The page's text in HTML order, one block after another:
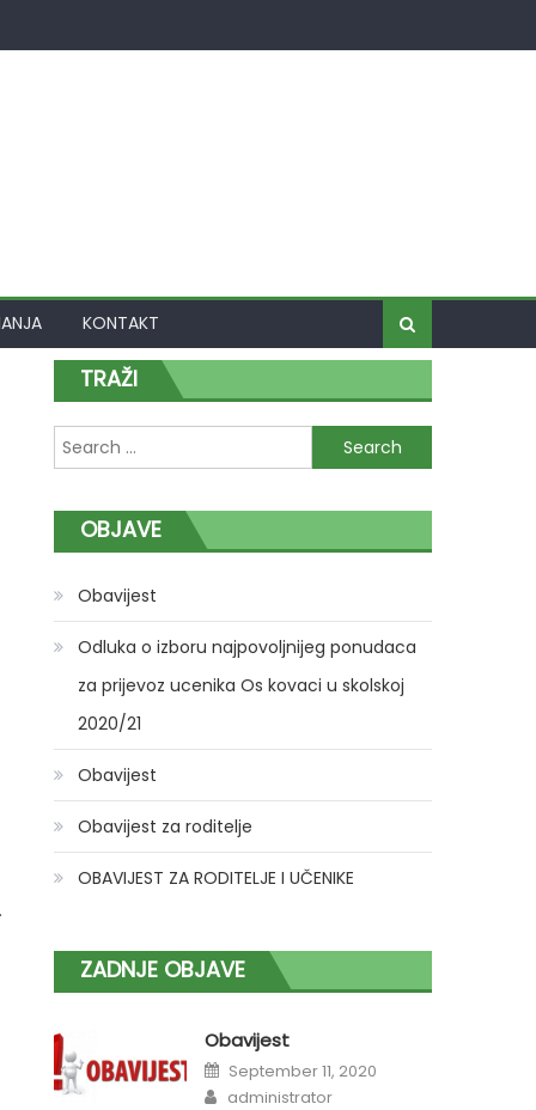
KONTAKT
TRAŽI
Search
for:
OBJAVE
Obavijest
Odluka o izboru najpovoljnijeg ponudaca
za prijevoz ucenika Os kovaci u skolskoj
2020/21
Obavijest
Obavijest za roditelje
OBAVIJEST ZA RODITELJE I UČENIKE
ZADNJE OBJAVE
Obavijest
Posted
on
September 11, 2020
Author
administrator